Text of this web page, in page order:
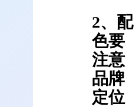
2、配
色要
注意
品牌
定位